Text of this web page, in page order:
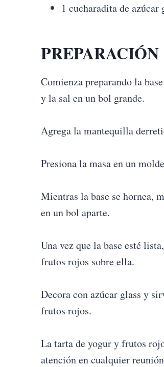
1 cucharadita de azúcar
PREPARACIÓN
Comienza preparando la
y la sal en un bol grande.
Agrega la mantequilla
Presiona la masa en un
Mientras la base se hornea,
en un bol aparte.
Una vez que la base esté
frutos rojos sobre ella.
Decora con azúcar glass y
frutos rojos.
La tarta de yogur y frutos
atención en cualquier